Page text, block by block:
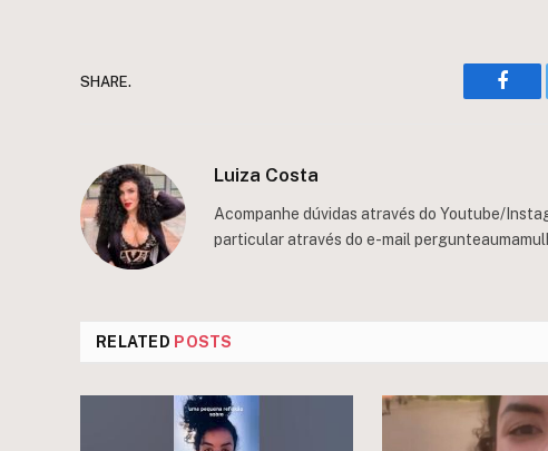
SHARE.
Luiza Costa
Acompanhe dúvidas através do Youtube/
particular através do e-mail
RELATED POSTS